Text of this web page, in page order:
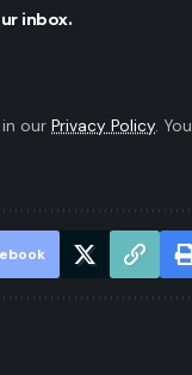
inbox.
our Privacy Policy. You